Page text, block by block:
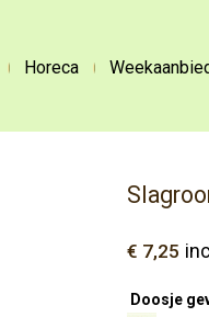
Horeca
€ 7,25
Doosje